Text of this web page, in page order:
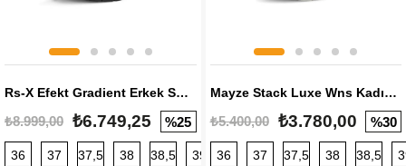
Rs-X Efekt Gradient Erkek Sneaker
₺8.999,00 ₺6.749,25 %25
36 37 37,5 38 38,5 39 40 40,5 41 42 42,5
Mayze Stack Luxe Wns Kadın Sneaker
₺5.400,00 ₺3.780,00 %30
36 37 37,5 38 38,5